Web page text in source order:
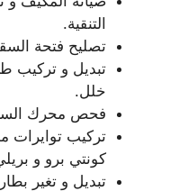
التنقية.
تصليح فتحة
تبديل و تركيب
خلل.
فحص محرك
تركيب توايرات
كونتي برو و
تبديل و تغير